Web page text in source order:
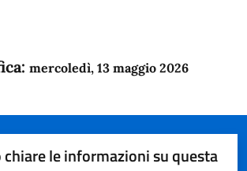
mercoledì, 13 maggio 2026
chiare le informazioni su questa